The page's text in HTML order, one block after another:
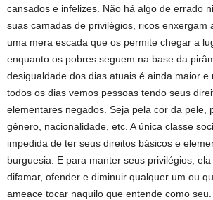
cansados e infelizes. Não há algo de errado
suas camadas de privilégios, ricos enxergam
uma mera escada que os permite chegar a
enquanto os pobres seguem na base da
desigualdade dos dias atuais é ainda maior e
todos os dias vemos pessoas tendo seus
elementares negados. Seja pela cor da pele,
gênero, nacionalidade, etc. A única classe
impedida de ter seus direitos básicos e
burguesia. E para manter seus privilégios,
difamar, ofender e diminuir qualquer um ou
ameace tocar naquilo que entende como seu.